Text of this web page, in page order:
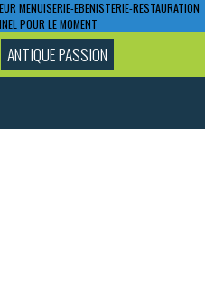
MENUISERIE-EBENISTERIE-RESTAURATION
POUR LE MOMENT
ANTIQUE PASSION